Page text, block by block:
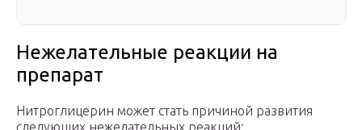
Нежелательные реакции на
препарат
Нитроглицерин может стать причиной развития
следующих нежелательных реакций: